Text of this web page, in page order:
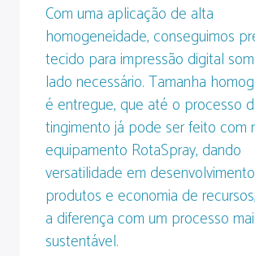
Com uma aplicação de alta
homogeneidade, conseguimos
tecido para impressão digital
lado necessário. Tamanha
é entregue, que até o processo
tingimento já pode ser feito com
equipamento RotaSpray, dando
versatilidade em
produtos e economia de
a diferença com um processo
sustentável.